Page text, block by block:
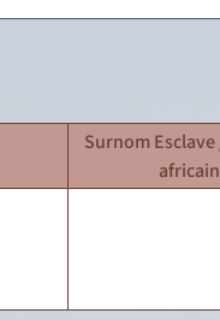
Surnom
africain